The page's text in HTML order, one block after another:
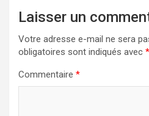
Laisser un
Votre adresse e-mail ne sera
obligatoires sont indiqués avec *
Commentaire *